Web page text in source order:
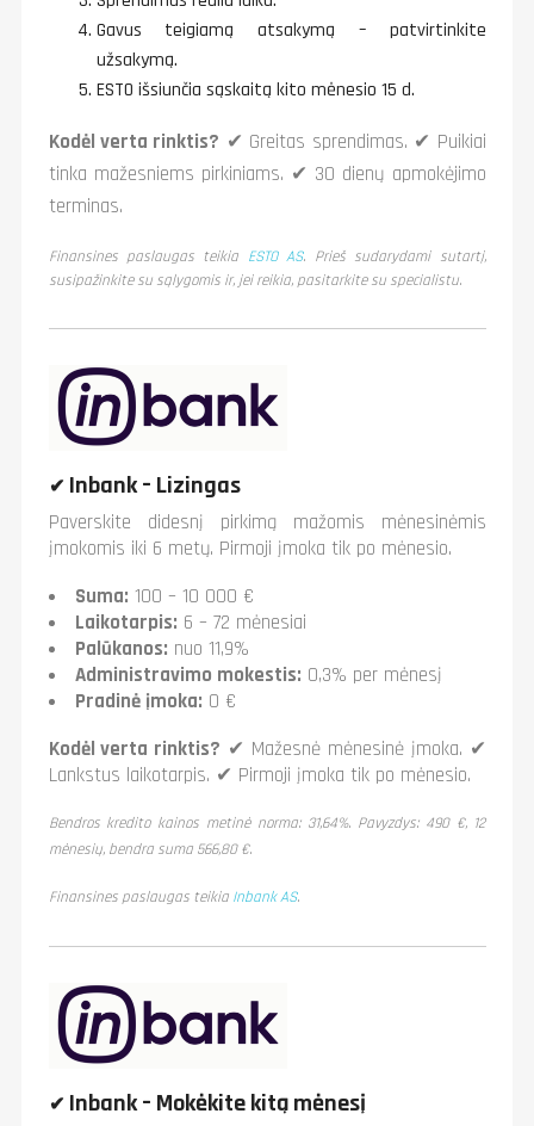
Gavus teigiamą atsakymą – patvirtinkite
užsakymą.
ESTO išsiunčia sąskaitą kito mėnesio 15 d.
Kodėl verta rinktis? ✔ Greitas sprendimas. ✔ Puikiai
tinka mažesniems pirkiniams. ✔ 30 dienų apmokėjimo
terminas.
Finansines paslaugas teikia ESTO AS. Prieš sudarydami sutartį,
susipažinkite su sąlygomis ir, jei reikia, pasitarkite su specialistu.
✔ Inbank – Lizingas
Paverskite didesnį pirkimą mažomis mėnesinėmis
įmokomis iki 6 metų. Pirmoji įmoka tik po mėnesio.
Suma: 100 – 10 000 €
Laikotarpis: 6 – 72 mėnesiai
Palūkanos: nuo 11,9%
Administravimo mokestis: 0,3% per mėnesį
Pradinė įmoka: 0 €
Kodėl verta rinktis? ✔ Mažesnė mėnesinė įmoka. ✔
Lankstus laikotarpis. ✔ Pirmoji įmoka tik po mėnesio.
Bendros kredito kainos metinė norma: 31,64%. Pavyzdys: 490 €, 12
mėnesių, bendra suma 566,80 €.
Finansines paslaugas teikia Inbank AS.
✔ Inbank – Mokėkite kitą mėnesį